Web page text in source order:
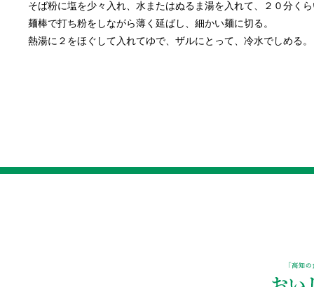
そば粉に塩を少々入れ、水またはぬるま湯を入れて、２０分く
麺棒で打ち粉をしながら薄く延ばし、細かい麺に切る。
熱湯に２をほぐして入れてゆで、ザルにとって、冷水でしめる。